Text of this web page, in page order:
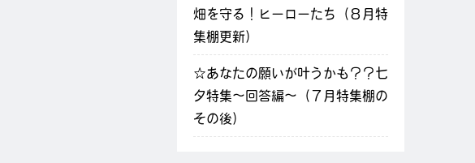
畑を守る！ヒーローたち（８月特
集棚更新）
☆あなたの願いが叶うかも？？七
夕特集～回答編～（７月特集棚の
その後）